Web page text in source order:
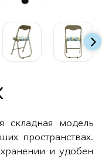
складная модель
пространствах.
и удобен